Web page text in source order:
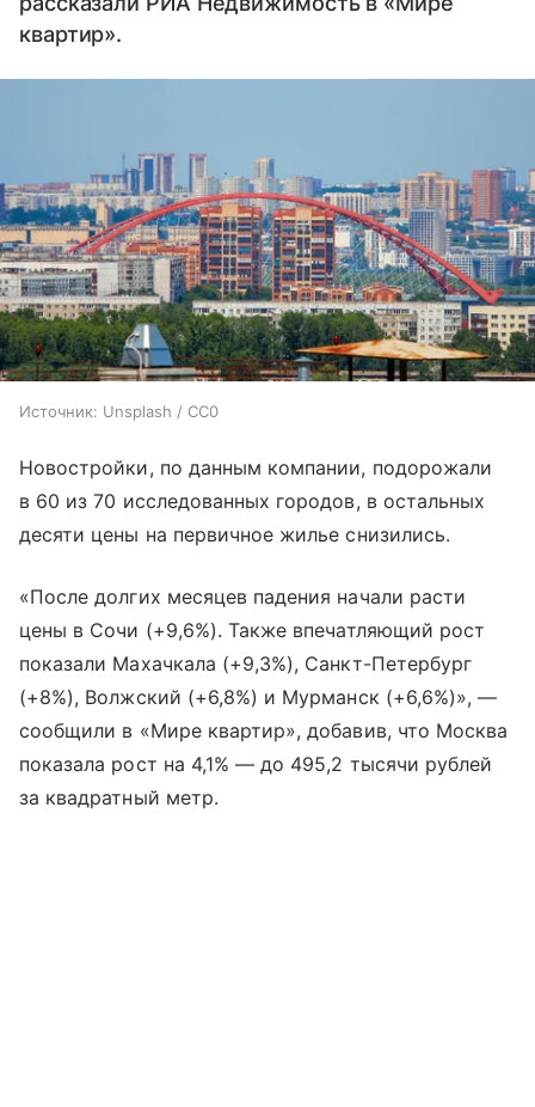
квартир».
Источник: Unsplash / CC0
Новостройки, по данным компании, подорожали
в 60 из 70 исследованных городов, в остальных
десяти цены на первичное жилье снизились.
«После долгих месяцев падения начали расти
цены в Сочи (+9,6%). Также впечатляющий рост
показали Махачкала (+9,3%), Санкт-Петербург
(+8%), Волжский (+6,8%) и Мурманск (+6,6%)», —
сообщили в «Мире квартир», добавив, что Москва
показала рост на 4,1% — до 495,2 тысячи рублей
за квадратный метр.